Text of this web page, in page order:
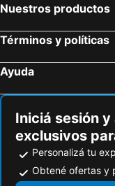
Nuestros productos
Términos y políticas
Ayuda
Iniciá sesión
exclusivos
Personalizá tu
Obtené ofertas y